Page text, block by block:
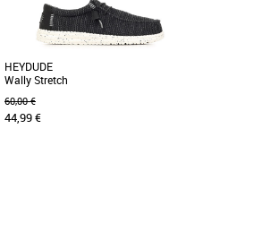
HEYDUDE
Wally Stretch
60,00 €
44,99 €